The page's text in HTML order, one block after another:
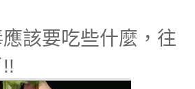
該要吃些什麼，往